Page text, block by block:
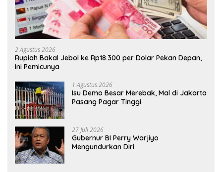
2 Agustus 2026
Rupiah Bakal Jebol ke Rp18.300 per Dolar Pekan Depan,
Ini Pemicunya
1 Agustus 2026
Isu Demo Besar Merebak, Mal di Jakarta
Pasang Pagar Tinggi
27 Juli 2026
Gubernur BI Perry Warjiyo
Mengundurkan Diri